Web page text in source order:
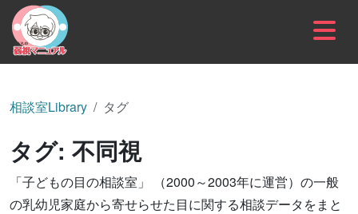
内容をスキップ
相談室Library タグ
タグ: 不同視
「子どもの目の相談室」 （2000～2003年に運営）の一般
の乳幼児家庭から寄せらせた目に関する相談データをまと